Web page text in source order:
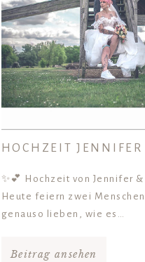
HOCHZEIT JENNIFER
✨💕 Hochzeit von Jennifer
Heute feiern zwei
genauso lieben, wie es…
Beitrag ansehen